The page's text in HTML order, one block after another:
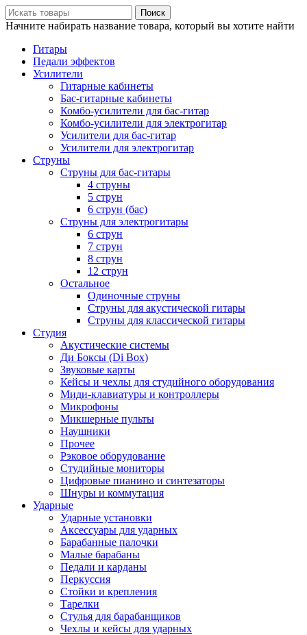
Поиск
Начните набирать название товара, который вы хотите найти
Гитары
Педали эффектов
Усилители
Гитарные кабинеты
Бас-гитарные кабинеты
Комбо-усилители для бас-гитар
Комбо-усилители для электрогитар
Усилители для бас-гитар
Усилители для электрогитар
Струны
Струны для бас-гитары
4 струны
5 струн
6 струн (бас)
Струны для электрогитары
6 струн
7 струн
8 струн
12 струн
Остальное
Одиночные струны
Струны для акустической гитары
Струны для классической гитары
Студия
Акустические системы
Ди Боксы (Di Box)
Звуковые карты
Кейсы и чехлы для студийного оборудования
Миди-клавиатуры и контроллеры
Микрофоны
Микшерные пульты
Наушники
Прочее
Рэковое оборудование
Студийные мониторы
Цифровые пианино и синтезаторы
Шнуры и коммутация
Ударные
Ударные установки
Аксессуары для ударных
Барабанные палочки
Малые барабаны
Педали и карданы
Перкуссия
Стойки и крепления
Тарелки
Стулья для барабанщиков
Чехлы и кейсы для ударных